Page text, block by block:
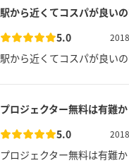
駅から近くてコスパが良い
5.0
駅から近くてコスパが良い
プロジェクター無料は有難か
5.0
プロジェクター無料は有難か